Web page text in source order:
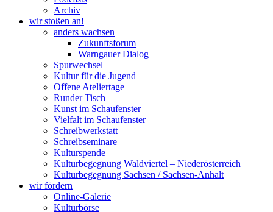
Archiv
wir stoßen an!
anders wachsen
Zukunftsforum
Warngauer Dialog
Spurwechsel
Kultur für die Jugend
Offene Ateliertage
Runder Tisch
Kunst im Schaufenster
Vielfalt im Schaufenster
Schreibwerkstatt
Schreibseminare
Kulturspende
Kulturbegegnung Waldviertel – Niederösterreich
Kulturbegegnung Sachsen / Sachsen-Anhalt
wir fördern
Online-Galerie
Kulturbörse